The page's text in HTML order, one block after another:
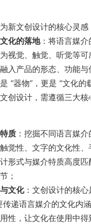
新文创设计的核心灵
化的落地：将语言媒介
视觉、触觉、听觉等
入产品的形态、功能与
“器物”，更是 “文化的
创设计，需遵循三大核
质 ：挖掘不同语言媒介
觉性、文字的文化性、
形式与媒介特质高度
；
文化：文创设计的核心
传递语言媒介的文化内
性，让文化在使用中